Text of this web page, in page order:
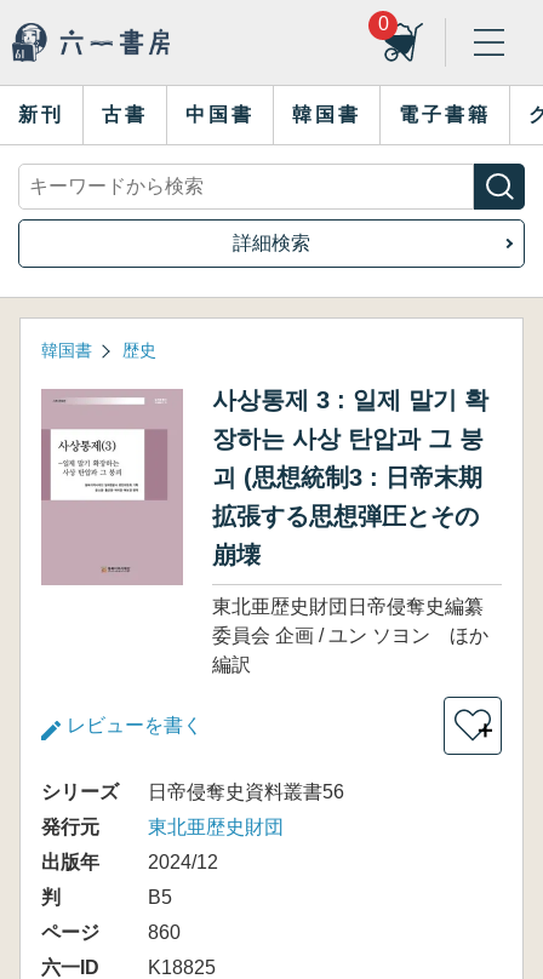
0
新刊 古書 中国書 韓国書 電子書籍
詳細検索
韓国書 歴史
사상통제 3 : 일제 말기 확
장하는 사상 탄압과 그 붕
괴 (思想統制3 : 日帝末期
拡張する思想弾圧とその
崩壊
東北亜歴史財団日帝侵奪史編纂
委員会 企画 / ユン ソヨン ほか
編訳
レビューを書く ＋
シリーズ
日帝侵奪史資料叢書56
発行元
東北亜歴史財団
出版年
2024/12
判
B5
ページ
860
六一ID
K18825